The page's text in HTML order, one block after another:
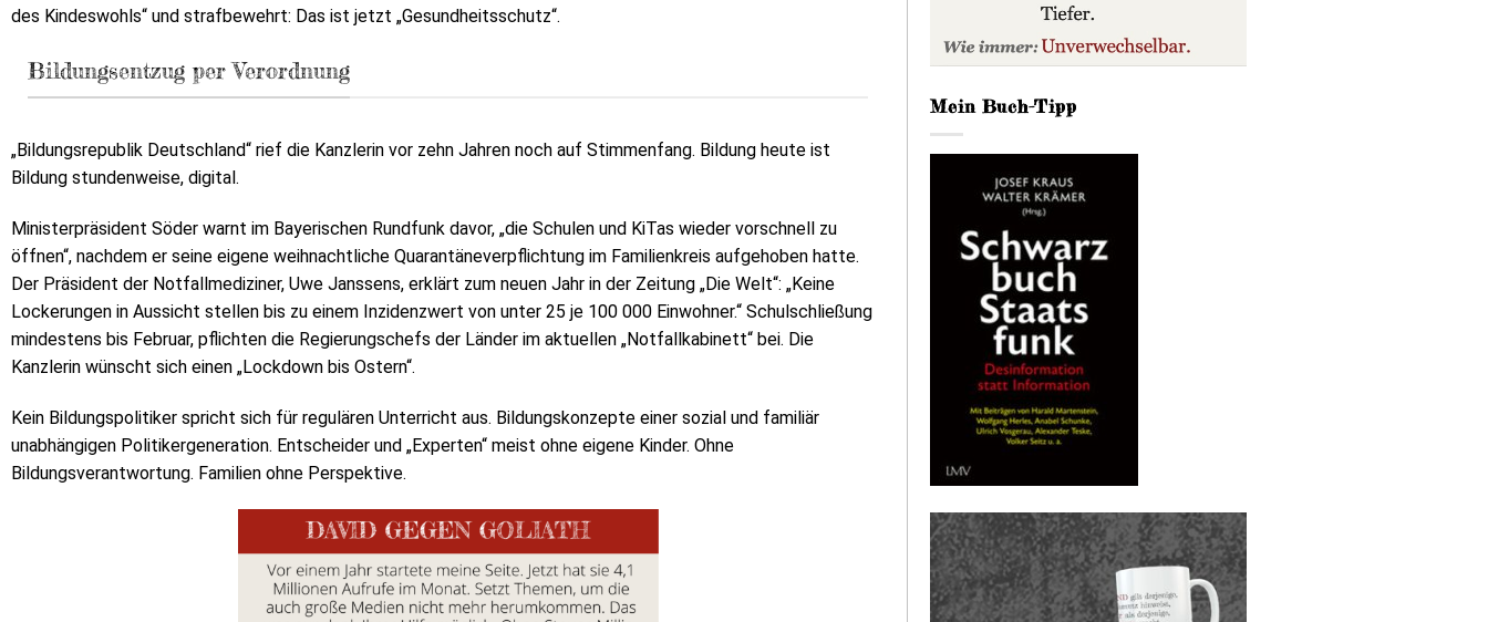
des Kindeswohls“ und strafbewehrt: Das ist jetzt „Gesundheitsschutz“.
Bildungsentzug per Verordnung
„Bildungsrepublik Deutschland“ rief die Kanzlerin vor zehn Jahren noch auf Stimmenfang. Bildung heute ist
Bildung stundenweise, digital.
Ministerpräsident Söder warnt im Bayerischen Rundfunk davor, „die Schulen und KiTas wieder vorschnell zu
öffnen“, nachdem er seine eigene weihnachtliche Quarantäneverpflichtung im Familienkreis aufgehoben hatte.
Der Präsident der Notfallmediziner, Uwe Janssens, erklärt zum neuen Jahr in der Zeitung „Die Welt“: „Keine
Lockerungen in Aussicht stellen bis zu einem Inzidenzwert von unter 25 je 100 000 Einwohner.“ Schulschließung
mindestens bis Februar, pflichten die Regierungschefs der Länder im aktuellen „Notfallkabinett“ bei. Die
Kanzlerin wünscht sich einen „Lockdown bis Ostern“.
Kein Bildungspolitiker spricht sich für regulären Unterricht aus. Bildungskonzepte einer sozial und familiär
unabhängigen Politikergeneration. Entscheider und „Experten“ meist ohne eigene Kinder. Ohne
Bildungsverantwortung. Familien ohne Perspektive.
Mein Buch-Tipp